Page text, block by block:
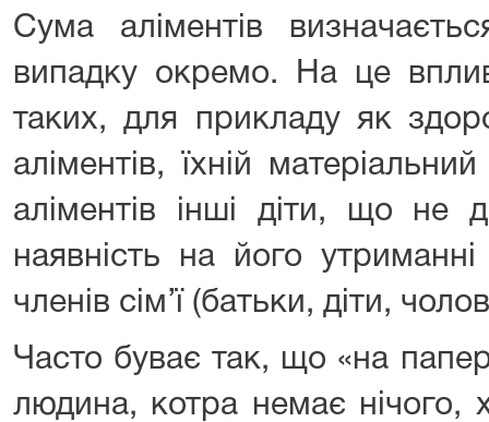
Сума аліментів
випадку окремо. На це
таких, для прикладу як
аліментів, їхній
аліментів інші діти, що не
наявність на його
членів сім’ї (батьки, діти,
Часто буває так, що «на
людина, котра немає нічого,